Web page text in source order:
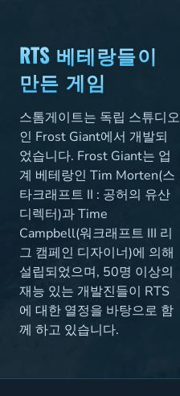
RTS 베테랑들이
만든 게임
스톰게이트는 독립 스튜디오
인 Frost Giant에서 개발되
었습니다. Frost Giant는 업
계 베테랑인 Tim Morten(스
타크래프트 II : 공허의 유산
디렉터)과 Time
Campbell(워크래프트 III 리
그 캠페인 디자이너)에 의해
설립되었으며, 50명 이상의
재능 있는 개발진들이 RTS
에 대한 열정을 바탕으로 함
께 하고 있습니다.